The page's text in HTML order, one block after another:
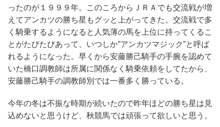
ったのが１９９９年。このころからＪＲＡでも交流戦が増
えてアンカツの勝ち星もグッと上がってきた。交流戦で多
く騎乗するようになると人気薄の馬を上位に持ってくるこ
とがたびたびあって、いつしか”アンカツマジック”と呼ば
れるようになった。早くから安藤勝己騎手の手腕を認めて
いた橋口調教師は所属に関係なく騎乗依頼をしてたから、
安藤勝己騎手の調教師別では一番多く勝っている。
今年の冬は不振な時期が続いたので昨年ほどの勝ち星は見
込めないと思うけど、秋競馬では頑張って欲しいと思う。